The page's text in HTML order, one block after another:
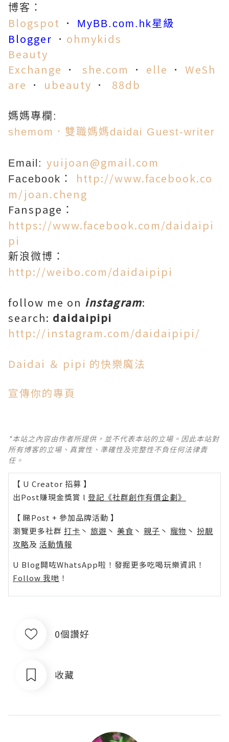
博客：
Blogspot ． MyBB.com.hk星級
Blogger ． ohmykids
Beauty
Exchange ． she.com ． elle ． WeSh
are ． ubeauty ． 88db
媽媽專欄:
shemom．雙職媽媽daidai Guest-writer
Email: yuijoan@gmail.com
Facebook： http://www.facebook.co
m/joan.cheng
Fanspage ：
https://www.facebook.com/daidaipi
pi
新浪微博：
http://weibo.com/daidaipipi
follow me on instagram:
search: daidaipipi
http://instagram.com/daidaipipi/
Daidai ＆ pipi 的快樂魔法
宣傳你的專頁
*本站之內容由作者所提供，並不代表本站的立場。因此本站對
所有博客的立場、真實性、準確性及完整性不負任何法律責
任。
【 U Creator 招募 】
出Post賺現金獎賞 l 登記《社群創作有價企劃》
【 睇Post + 參加品牌活動 】
瀏覽更多社群 打卡 丶 旅遊 丶 美食 丶 親子 丶 寵物 丶 扮靚
攻略及 活動情報
U Blog開咗WhatsApp啦！發掘更多吃喝玩樂資訊！
Follow 我哋 ！
0個讚好
收藏